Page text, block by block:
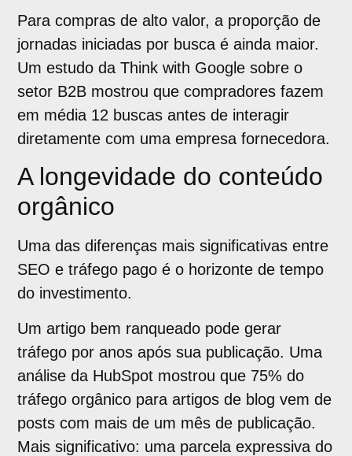
Para compras de alto valor, a proporção de
jornadas iniciadas por busca é ainda maior.
Um estudo da Think with Google sobre o
setor B2B mostrou que compradores fazem
em média 12 buscas antes de interagir
diretamente com uma empresa fornecedora.
A longevidade do conteúdo
orgânico
Uma das diferenças mais significativas entre
SEO e tráfego pago é o horizonte de tempo
do investimento.
Um artigo bem ranqueado pode gerar
tráfego por anos após sua publicação. Uma
análise da HubSpot mostrou que 75% do
tráfego orgânico para artigos de blog vem de
posts com mais de um mês de publicação.
Mais significativo: uma parcela expressiva do